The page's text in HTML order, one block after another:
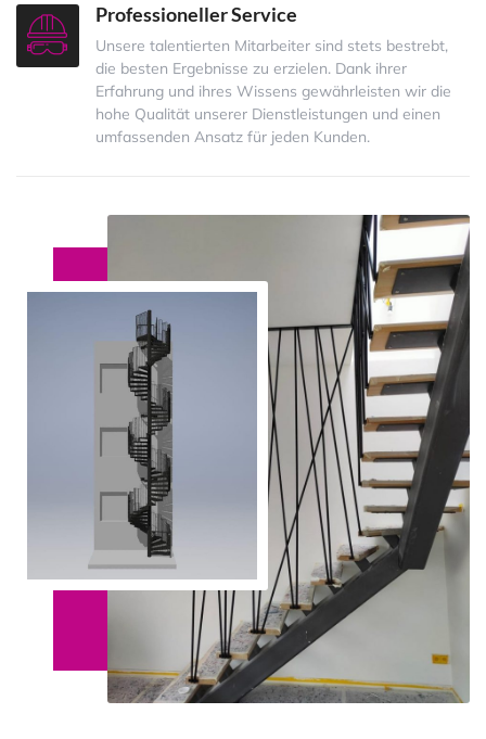
Professioneller Service
Unsere talentierten Mitarbeiter sind stets bestrebt,
die besten Ergebnisse zu erzielen. Dank ihrer
Erfahrung und ihres Wissens gewährleisten wir die
hohe Qualität unserer Dienstleistungen und einen
umfassenden Ansatz für jeden Kunden.